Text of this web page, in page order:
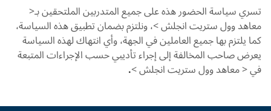
تسري سياسة الحضور هذه على جميع المتدربين الملتحقين بـ<
معاهد وول ستريت انجلش >، ونلتزم بضمان تطبيق هذه السياسة،
كما يلتزم بها جميع العاملين في الجهة، وأي انتهاك لهذه السياسة
يعرض صاحب المخالفة إلى إجراء تأديبي حسب الإجراءات المتبعة
في < معاهد وول ستريت انجلش >.